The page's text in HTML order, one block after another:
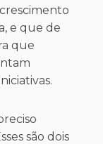
e que de
que
são dois